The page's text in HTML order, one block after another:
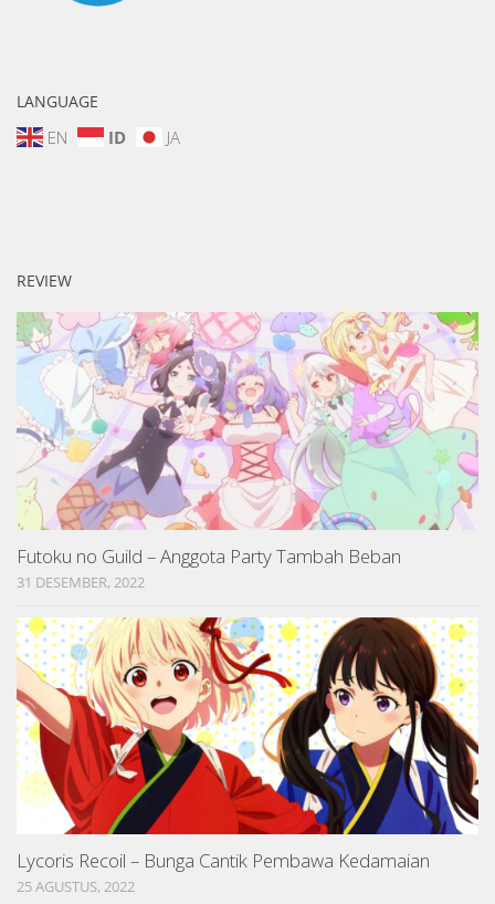
LANGUAGE
EN ID JA
REVIEW
Futoku no Guild – Anggota Party Tambah Beban
31 DESEMBER, 2022
Lycoris Recoil – Bunga Cantik Pembawa Kedamaian
25 AGUSTUS, 2022